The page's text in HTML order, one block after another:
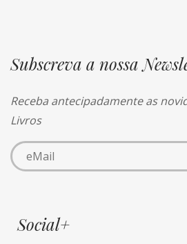
Subscreva a nossa
Receba antecipadamente as
Livros
Social+